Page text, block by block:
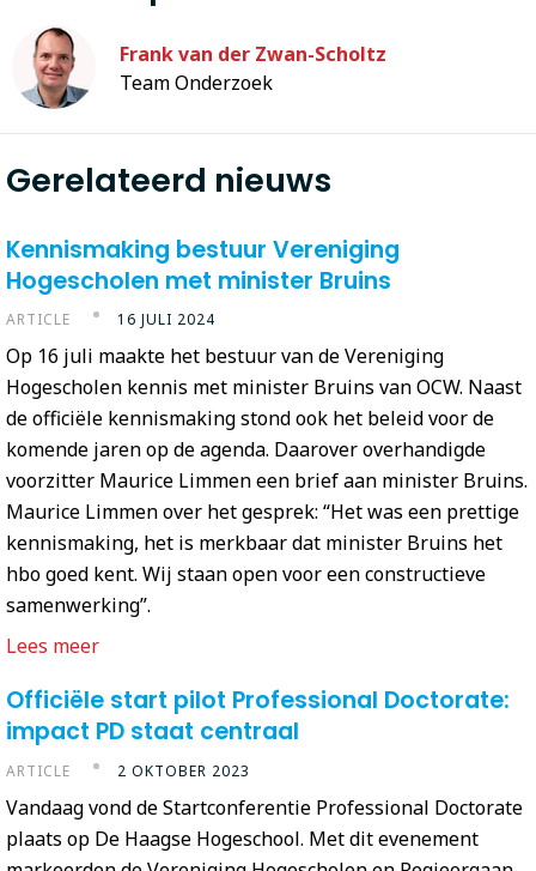
Frank van der Zwan-Scholtz
Team Onderzoek
Gerelateerd nieuws
Kennismaking bestuur Vereniging
Hogescholen met minister Bruins
ARTICLE 16 JULI 2024
Op 16 juli maakte het bestuur van de Vereniging
Hogescholen kennis met minister Bruins van OCW. Naast
de officiële kennismaking stond ook het beleid voor de
komende jaren op de agenda. Daarover overhandigde
voorzitter Maurice Limmen een brief aan minister Bruins.
Maurice Limmen over het gesprek: “Het was een prettige
kennismaking, het is merkbaar dat minister Bruins het
hbo goed kent. Wij staan open voor een constructieve
samenwerking”.
Lees meer
Officiële start pilot Professional Doctorate:
impact PD staat centraal
ARTICLE 2 OKTOBER 2023
Vandaag vond de Startconferentie Professional Doctorate
plaats op De Haagse Hogeschool. Met dit evenement